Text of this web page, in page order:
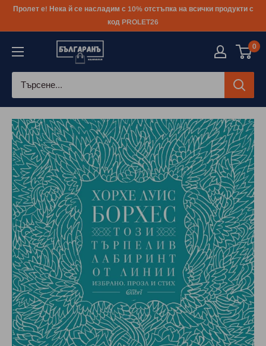
КъмПролет е! Нека й се насладим с 10% отстъпка на всички продукти с
код PROLET26
0